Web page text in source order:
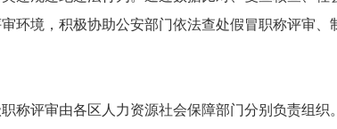
环境，积极协助公安部门依法查处假冒职称评审、
称评审由各区人力资源社会保障部门分别负责组织